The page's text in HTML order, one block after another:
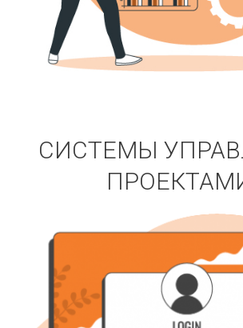
СИСТЕМЫ